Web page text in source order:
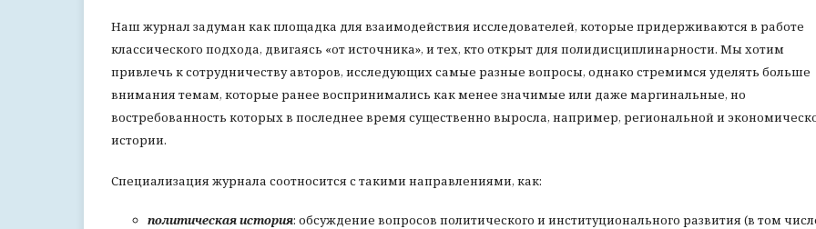
Наш журнал задуман как площадка для взаимодействия исследователей, которые придерживаются в работе
классического подхода, двигаясь «от источника», и тех, кто открыт для полидисциплинарности. Мы хотим
привлечь к сотрудничеству авторов, исследующих самые разные вопросы, однако стремимся уделять больше
внимания темам, которые ранее воспринимались как менее значимые или даже маргинальные, но
востребованность которых в последнее время существенно выросла, например, региональной и
истории.
Специализация журнала соотносится с такими направлениями, как:
политическая история: обсуждение вопросов политического и институционального развития (в том